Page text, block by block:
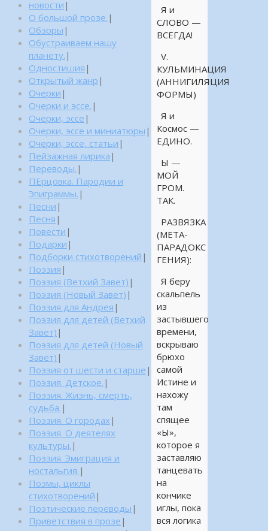
Я и
СЛОВО —
ВСЕГДА!
V.
КУЛЬМИНАЦИЯ
(АННИГИЛЯЦИЯ
ФОРМЫ)
Я и
Космос —
ЕДИНО.
Ы —
МОЙ
ГРОМ.
ТАК.
РАЗВЯЗКА
(МЕТА-
ПАРАДОКС
ГЕНИЯ):
Я беру
скальпель
из
застывшего
времени,
вскрываю
брюхо
самой
Истине и
нахожу
там
спящее
«Ы»,
которое я
заставляю
танцевать
на
кончике
иглы, пока
вся логика
новости |
О большой прозе. |
Обзоры |
Обустраиваем нашу
планету. |
Одностишия |
Открытый жанр |
Очерки |
Очерки и эссе. |
Очерки, эссе |
Очерки, эссе и миниатюры |
Очерки, эссе, статьи |
Пейзажная лирика |
Переводы. |
ПЕрцовка. Пародии и
Эпиграммы. |
Песни |
Песня |
Повести |
Подарки |
Подборки стихотворений |
Поэзия |
Поэзия (Ветхий Завет) |
Поэзия (Новый Завет) |
Поэзия для Андрея |
Поэзия для детей (Ветхий
Завет) |
Поэзия для детей (Новый
Завет) |
Поэзия от шести и старше |
Поэзия. Детское. |
Поэзия. Жизнь, смерть,
судьба. |
Поэзия. О городах |
Поэзия. О деятелях
культуры. |
Поэзия. Эмиграция и
ностальгия. |
Поэмы, циклы
стихотворений |
Поэтические переводы |
Приветствия в прозе |